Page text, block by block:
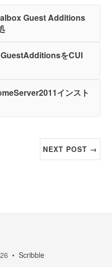
Guest Additions
をCUI
インスト
NEXT POST →
• Scribble